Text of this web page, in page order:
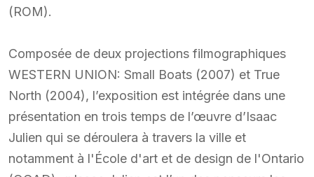
(ROM).
Composée de deux projections filmographiques
WESTERN UNION: Small Boats (2007) et True
North (2004), l’exposition est intégrée dans une
présentation en trois temps de l’œuvre d’Isaac
Julien qui se déroulera à travers la ville et
notamment à l'École d'art et de design de l'Ontario